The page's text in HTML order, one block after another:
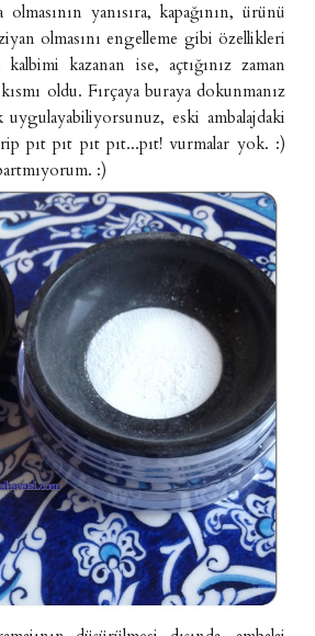
yanısıra, kapağının, ürünü
olmasını engelleme gibi özellikleri
kazanan ise, açtığınız zaman
oldu. Fırçaya buraya dokunmanız
eski ambalajdaki
pıt pıt pıt pıt...pıt! vurmalar yok. :)
:)